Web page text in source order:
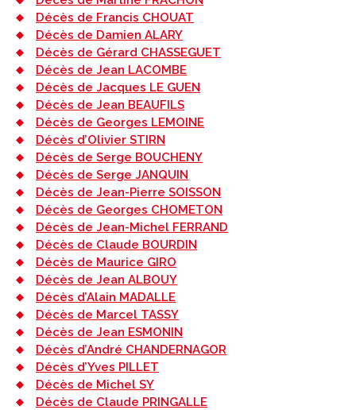
Décès de Francis CHOUAT
Décès de Damien ALARY
Décès de Gérard CHASSEGUET
Décès de Jean LACOMBE
Décès de Jacques LE GUEN
Décès de Jean BEAUFILS
Décès de Georges LEMOINE
Décès d’Olivier STIRN
Décès de Serge BOUCHENY
Décès de Serge JANQUIN
Décès de Jean-Pierre SOISSON
Décès de Georges CHOMETON
Décès de Jean-Michel FERRAND
Décès de Claude BOURDIN
Décès de Maurice GIRO
Décès de Jean ALBOUY
Décès d’Alain MADALLE
Décès de Marcel TASSY
Décès de Jean ESMONIN
Décès d’André CHANDERNAGOR
Décès d’Yves PILLET
Décès de Michel SY
Décès de Claude PRINGALLE